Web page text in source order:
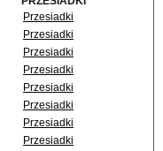
Przesiadki
Przesiadki
Przesiadki
Przesiadki
Przesiadki
Przesiadki
Przesiadki
Przesiadki